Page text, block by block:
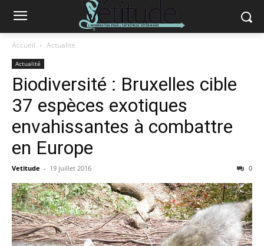
Accueil Actualité
Actualité
Biodiversité : Bruxelles cible
37 espèces exotiques
envahissantes à combattre
en Europe
Vetitude - 19 juillet 2016 0